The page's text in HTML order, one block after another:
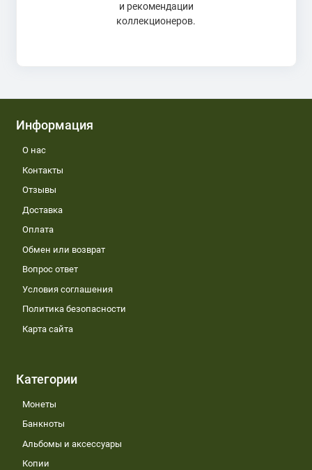
и рекомендации
коллекционеров.
Информация
О нас
Контакты
Отзывы
Доставка
Оплата
Обмен или возврат
Вопрос ответ
Условия соглашения
Политика безопасности
Карта сайта
Категории
Монеты
Банкноты
Альбомы и аксессуары
Копии